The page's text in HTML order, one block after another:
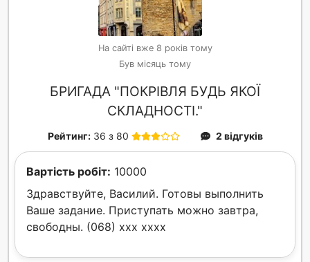
На сайті вже 8 років тому
Був місяць тому
БРИГАДА "ПОКРІВЛЯ БУДЬ ЯКОЇ
СКЛАДНОСТІ."
Рейтинг: 36 з 80 2 відгуків
Вартість робіт: 10000
Здравствуйте, Василий. Готовы выполнить
Ваше задание. Приступать можно завтра,
свободны. (068) xxx xxxx